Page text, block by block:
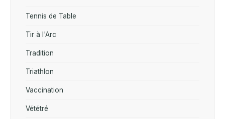
Tennis de Table
Tir à l'Arc
Tradition
Triathlon
Vaccination
Vététré